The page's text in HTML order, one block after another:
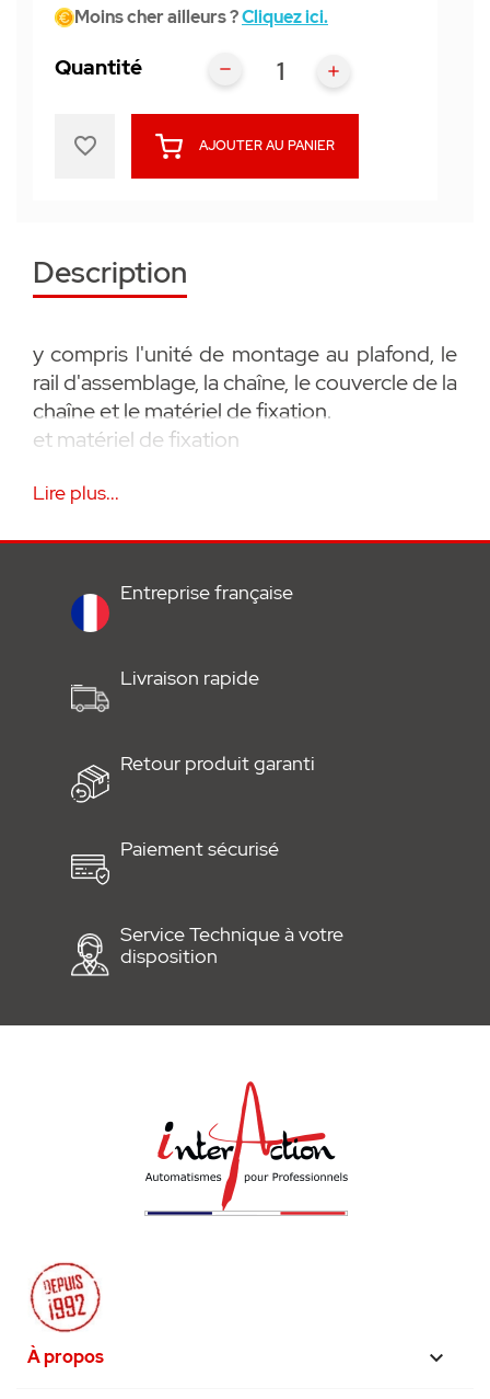
Moins cher ailleurs ?Cliquez ici.
Quantité
AJOUTER AU PANIER
favorite_border
Description
y compris l'unité de montage au plafond, le
rail d'assemblage, la chaîne, le couvercle de la
chaîne et le matériel de fixation.
et matériel de fixation
Lire plus...
Entreprise française
Livraison rapide
Retour produit garanti
Paiement sécurisé
Service Technique à votre
disposition
À propos 